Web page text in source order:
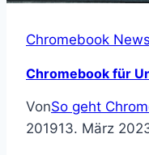
Chromebook News
Chromebook für
VonSo geht
201913. März